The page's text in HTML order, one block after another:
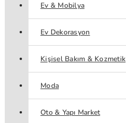
Ev & Mobilya
Ev Dekorasyon
Kişisel Bakım & Kozmetik
Moda
Oto & Yapı Market